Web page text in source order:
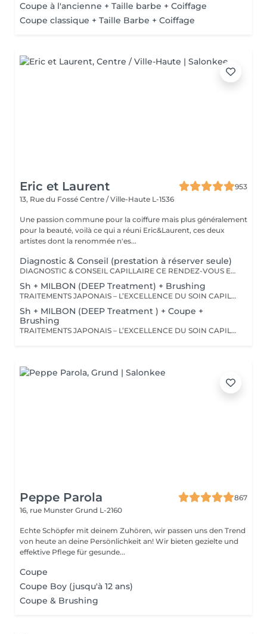
Coupe à l'ancienne + Taille barbe + Coiffage
Coupe classique + Taille Barbe + Coiffage
Eric et Laurent
953
13, Rue du Fossé Centre / Ville-Haute L-1536
Une passion commune pour la coiffure mais plus généralement
pour la beauté, voilà ce qui a réuni Eric&Laurent, ces deux
artistes dont la renommée n'es...
Diagnostic & Conseil (prestation à réserver seule)
DIAGNOSTIC & CONSEIL CAPILLAIRE CE RENDEZ-VOUS EST EXCLUSIVEMENT RÉSERVÉ À UNE PREMIÈRE RENCONTRE AVEC NOTRE EXPERT CAPILLAIRE AFIN DE RÉALISER UN DIAGNOSTIC PERSONNALISÉ DE VOS CHEVEUX ET DE VOTRE CUIR CHEVELU. CETTE CONSULTATION DOIT ÊTRE RÉSERVÉE SEULE ET NE PEUT ÊTRE ASSOCIÉE À AUCUNE AUTRE PRESTATION OU RÉSERVATION. À L'ISSUE DE CET ÉCHANGE, UN ACCOMPAGNEMENT ET DES RECOMMANDATIONS ADAPTÉS À VOS BESOINS POURRONT VOUS ÊTRE PROPOSÉS. Diagnostic & Conseil Capillaire Prenez un moment privilégié pour échanger autour de vos cheveux, de vos envies et de vos habitudes. Lors de ce rendez-vous, nous réalisons un diagnostic personnalisé du cuir chevelu et de la fibre capillaire, nous vous orientons vers les coupes, couleurs et traitements les plus adaptés à votre image, à votre routine et à la beauté naturelle de vos cheveux. Nous vous apportons également des conseils personnalisés sur l'entretien à la maison ainsi que sur les produits les plus adaptés à vos besoins pour prolonger les résultats et préserver la beauté de vos cheveux au quotidien. Ce moment permet aussi de répondre à toutes vos questions et de construire ensemble un résultat entièrement sur mesure.
Sh + MILBON (DEEP Treatment) + Brushing
TRAITEMENTS JAPONAIS – L’EXCELLENCE DU SOIN CAPILLAIRE Découvrez un univers de soins capillaires japonais haut de gamme, reconnus pour leur technologie avancée et leurs résultats exceptionnels. Des traitements sur-mesure conçus pour répondre aux besoins spécifiques de chaque chevelure : hydratation, réparation, discipline, cuir chevelu ou nutrition . Chaque traitement agit au cœur de la fibre capillaire pour révéler des cheveux visiblement plus sains, brillants et soyeux. -Nos différentes lignes de traitements : SMOOTH (Collagène) Pour les cheveux emmêlés, ternes ou difficiles à coiffer. • Démêle instantanément • Lisse la fibre capillaire • Apporte douceur et brillance • Toucher léger et soyeux REPAIR (CMADK / Kératine) Pour les cheveux sensibilisés, cassants ou très abîmés. • Répare intensément • Renforce la structure interne du cheveu • Reconstruit la fibre en profondeur • Redonne force et élasticité ANTI-FRIZZ (Céramides / 18-MEA) Pour les cheveux indisciplinés, sensibilisés à l’humidité. • Contrôle les frisottis • Réduit le volume excessif • Protège de l’humidité • Facilite le coiffage • Apporte souplesse et brillance SCALP (Hyaluron / Agents Purifiants) Pour rééquilibrer et purifier le cuir chevelu. Idéal en cas de démangeaisons, pellicules, sécheresse ou excès de sébum. • Apaise le cuir chevelu • Purifie en douceur • Rééquilibre la barrière protectrice naturelle • Favorise un environnement sain pour la pousse Veuillez noter : les tarifs peuvent varier selon la longueur des cheveux, la quantité de produit nécessaire et la complexité de la prestation. Supplément possible à partir de +15€. Pour toute demande spécifique, merci de nous contacter.
Sh + MILBON (DEEP Treatment ) + Coupe +
Brushing
TRAITEMENTS JAPONAIS – L’EXCELLENCE DU SOIN CAPILLAIRE Découvrez un univers de soins capillaires japonais haut de gamme, reconnus pour leur technologie avancée et leurs résultats exceptionnels. Des traitements sur-mesure conçus pour répondre aux besoins spécifiques de chaque chevelure : hydratation, réparation, discipline, cuir chevelu ou nutrition . Chaque traitement agit au cœur de la fibre capillaire pour révéler des cheveux visiblement plus sains, brillants et soyeux. -Nos différentes lignes de traitements : SMOOTH (Collagène) Pour les cheveux emmêlés, ternes ou difficiles à coiffer. • Démêle instantanément • Lisse la fibre capillaire • Apporte douceur et brillance • Toucher léger et soyeux REPAIR (CMADK / Kératine) Pour les cheveux sensibilisés, cassants ou très abîmés. • Répare intensément • Renforce la structure interne du cheveu • Reconstruit la fibre en profondeur • Redonne force et élasticité ANTI-FRIZZ (Céramides / 18-MEA) Pour les cheveux indisciplinés, sensibilisés à l’humidité. • Contrôle les frisottis • Réduit le volume excessif • Protège de l’humidité • Facilite le coiffage • Apporte souplesse et brillance SCALP (Hyaluron / Agents Purifiants) Pour rééquilibrer et purifier le cuir chevelu. Idéal en cas de démangeaisons, pellicules, sécheresse ou excès de sébum. • Apaise le cuir chevelu • Purifie en douceur • Rééquilibre la barrière protectrice naturelle • Favorise un environnement sain pour la pousse Veuillez noter : les tarifs peuvent varier selon la longueur des cheveux, la quantité de produit nécessaire et la complexité de la prestation. Supplément possible à partir de +15€. Pour toute demande spécifique, merci de nous contacter.
Peppe Parola
867
16, rue Munster Grund L-2160
Echte Schöpfer mit deinem Zuhören, wir passen uns den Trend
von heute an deine Persönlichkeit an! Wir bieten gezielte und
effektive Pflege für gesunde...
Coupe
Coupe Boy (jusqu'à 12 ans)
Coupe & Brushing